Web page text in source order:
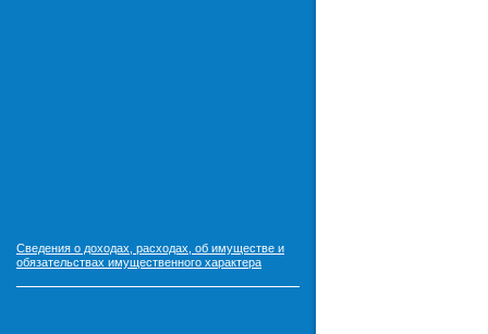
Сведения о доходах, расходах, об имуществе и
обязательствах имущественного характера